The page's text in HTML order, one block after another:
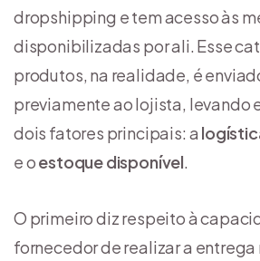
dropshipping e tem acesso às
disponibilizadas por ali. Esse
produtos, na realidade, é
previamente ao lojista, levando
dois fatores principais: a
e oestoque disponível.
O primeiro diz respeito à
fornecedor de realizar a entrega